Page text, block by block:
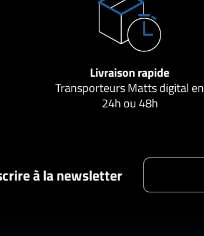
Livraison rapide
Transporteurs Matts digital en
24h ou 48h
à la newsletter